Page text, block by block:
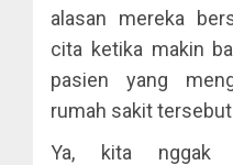
alasan mereka
cita ketika makin
pasien yang
rumah sakit
Ya, kita nggak